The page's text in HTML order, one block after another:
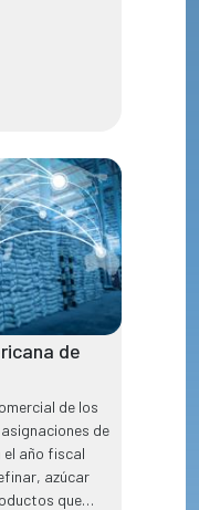
de
de los
de
año fiscal
azúcar
que